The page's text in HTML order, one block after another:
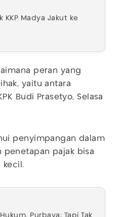
KKP Madya Jakut ke
peran yang
yaitu antara
Budi Prasetyo, Selasa
penyimpangan dalam
penetapan pajak bisa
kecil.
Purbaya: Tapi Tak